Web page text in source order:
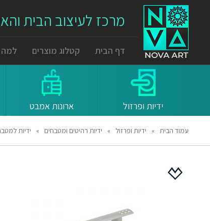
מרכז לעיצוב הבית
דף הבית קטלוג מוצרים למה
ידיות ופרזול ארונות אמבט
עמוד הבית » ידיות ופרזול » ידיות רהיטים ומטבחים » ידיות למטבח ורהיטים 7114 מרחק